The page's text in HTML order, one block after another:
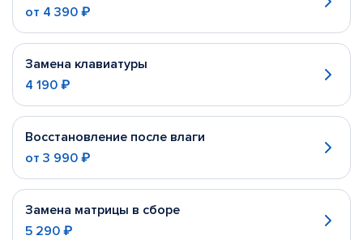
от 4 390 ₽
Замена клавиатуры
4 190 ₽
Восстановление после влаги
от 3 990 ₽
Замена матрицы в сборе
5 290 ₽